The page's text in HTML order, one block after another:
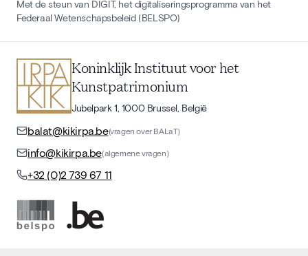
Met de steun van DIGIT, het digitaliseringsprogramma van het
Federaal Wetenschapsbeleid (BELSPO)
Koninklijk Instituut voor het
Kunstpatrimonium
Jubelpark 1, 1000 Brussel, België
balat@kikirpa.be(vragen over BALaT)
info@kikirpa.be(algemene vragen)
+32 (0)2 739 67 11